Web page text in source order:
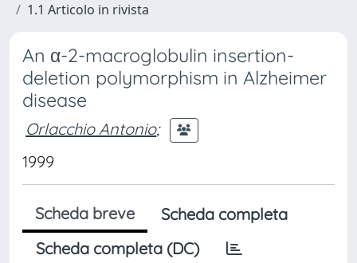
1.1 Articolo in rivista
An α-2-macroglobulin insertion-
deletion polymorphism in Alzheimer
disease
Orlacchio Antonio;
1999
Scheda breve
Scheda completa
Scheda completa (DC)